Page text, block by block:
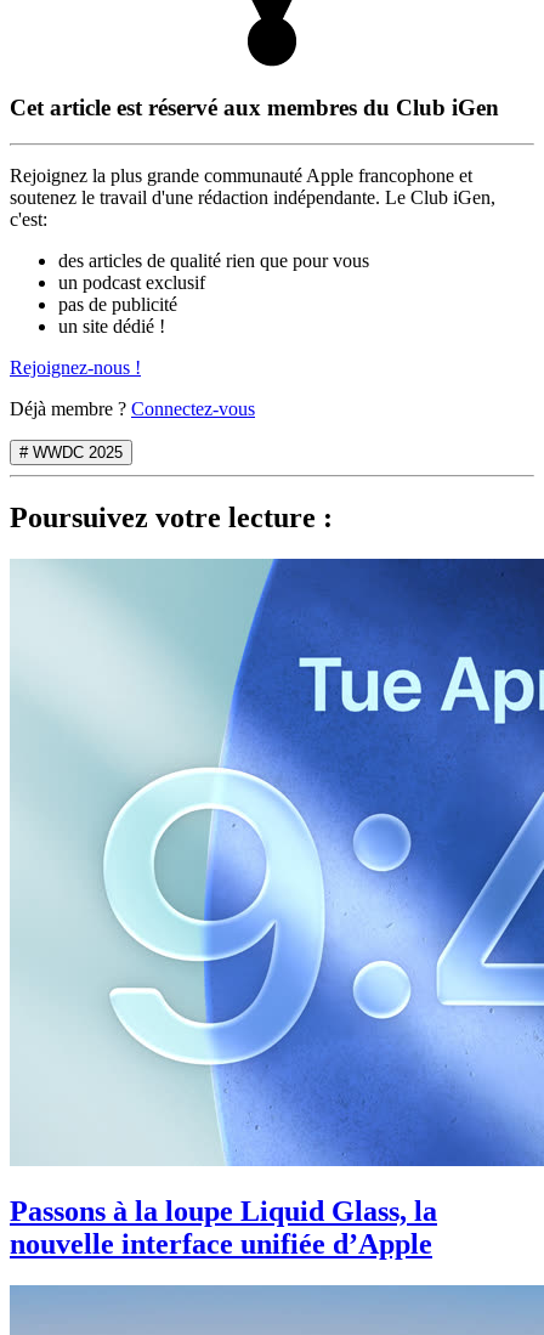
Cet article est réservé aux membres du Club iGen
Rejoignez la plus grande communauté Apple francophone et
soutenez le travail d'une rédaction indépendante. Le Club iGen,
c'est:
des articles de qualité rien que pour vous
un podcast exclusif
pas de publicité
un site dédié !
Rejoignez-nous !
Déjà membre ? Connectez-vous
# WWDC 2025
Poursuivez votre lecture :
Passons à la loupe Liquid Glass, la
nouvelle interface unifiée d’Apple